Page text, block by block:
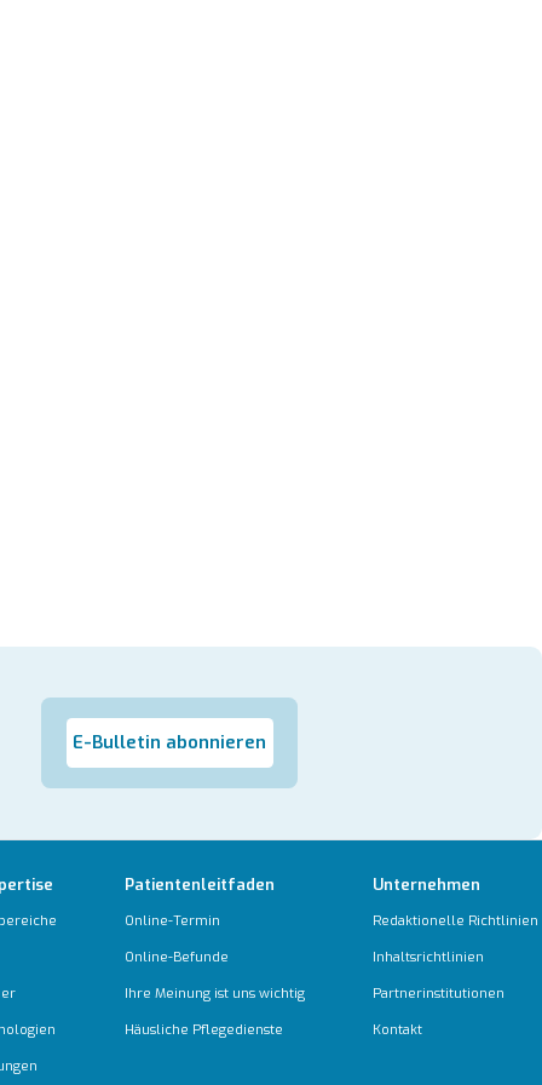
E-Bulletin abonnieren
Patientenleitfaden
Online-Termin
Online-Befunde
Ihre Meinung ist uns wichtig
Häusliche Pflegedienste
Unternehmen
Redaktionelle Richtlinien
Inhaltsrichtlinien
Partnerinstitutionen
Kontakt